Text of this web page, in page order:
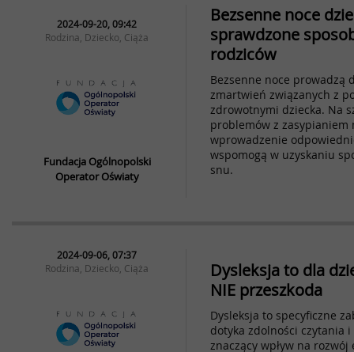
2024-09-20, 09:42
Rodzina, Dziecko, Ciąża
Fundacja Ogólnopolski
Operator Oświaty
Bezsenne noce
sprawdzone
rodziców
Bezsenne noce prowadzą
zmartwień związanych z
zdrowotnymi dziecka. Na
problemów z zasypianiem
wprowadzenie
wspomogą w uzyskaniu
snu.
2024-09-06, 07:37
Rodzina, Dziecko, Ciąża
Dysleksja to dla
NIE przeszkoda
Dysleksja to specyficzne
dotyka zdolności czytania
znaczący wpływ na